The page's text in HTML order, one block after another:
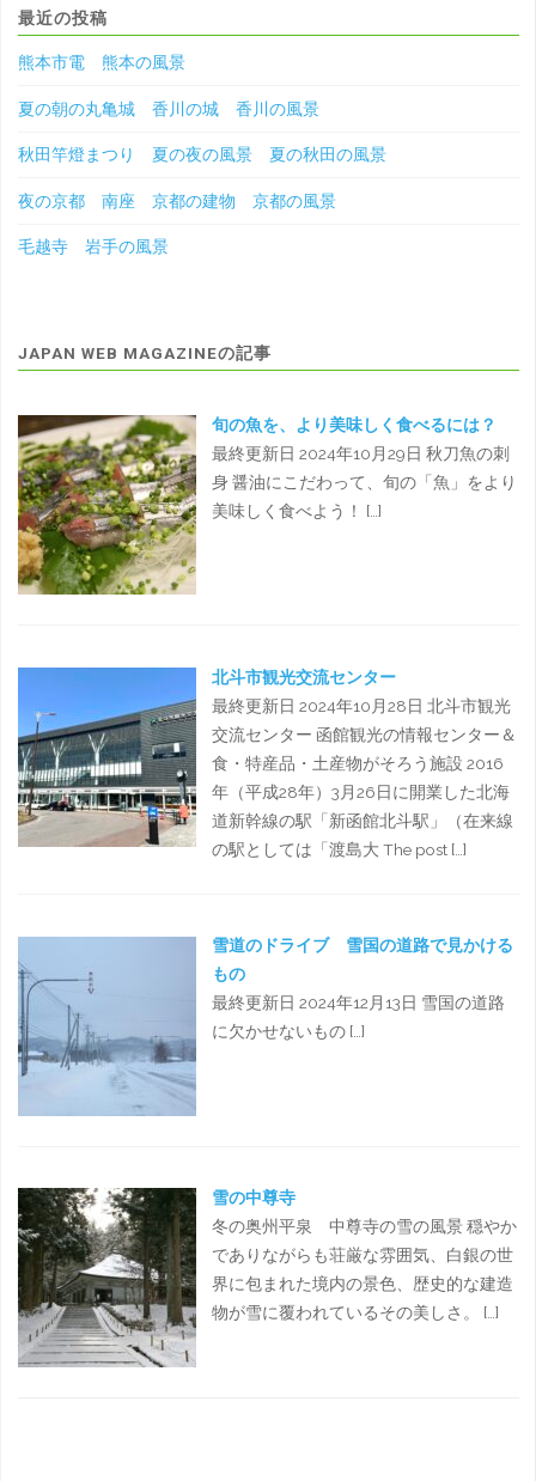
最近の投稿
熊本市電 熊本の風景
夏の朝の丸亀城 香川の城 香川の風景
秋田竿燈まつり 夏の夜の風景 夏の秋田の風景
夜の京都 南座 京都の建物 京都の風景
毛越寺 岩手の風景
JAPAN WEB MAGAZINEの記事
旬の魚を、より美味しく食べるには？
最終更新日 2024年10月29日 秋刀魚の刺
身 醤油にこだわって、旬の「魚」をより
美味しく食べよう！ […]
北斗市観光交流センター
最終更新日 2024年10月28日 北斗市観光
交流センター 函館観光の情報センター＆
食・特産品・土産物がそろう施設 2016
年（平成28年）3月26日に開業した北海
道新幹線の駅「新函館北斗駅」（在来線
の駅としては「渡島大 The post […]
雪道のドライブ 雪国の道路で見かける
もの
最終更新日 2024年12月13日 雪国の道路
に欠かせないもの […]
雪の中尊寺
冬の奥州平泉 中尊寺の雪の風景 穏やか
でありながらも荘厳な雰囲気、白銀の世
界に包まれた境内の景色、歴史的な建造
物が雪に覆われているその美しさ。 […]